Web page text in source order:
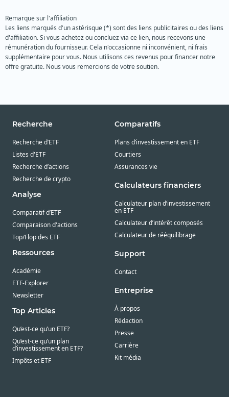
Remarque sur l'affiliation
Les liens marqués d'un astérisque (*) sont des liens publicitaires ou des liens
d'affiliation. Si vous achetez ou concluez via ce lien, nous recevons une
rémunération du fournisseur. Cela n'occasionne ni inconvénient, ni frais
supplémentaire pour vous. Nous utilisons ces revenus pour financer notre
offre gratuite. Nous vous remercions de votre soutien.
Recherche
Recherche d’ETF
Listes d'ETF
Recherche d’actions
Recherche de crypto
Analyse
Comparatif d’ETF
Comparaison d'actions
Top/Flop des ETF
Ressources
Académie
ETF-Explorer
Newsletter
Top Articles
Qu’est-ce qu’un ETF?
Qu’est-ce qu’un plan
d’investissement en ETF?
Impôts et ETF
Comparatifs
Plans d’investissement en ETF
Courtiers
Assurances vie
Calculateurs financiers
Calculateur plan d’investissement
en ETF
Calculateur d’intérêt composés
Calculateur de rééquilibrage
Support
Contact
Entreprise
À propos
Rédaction
Presse
Carrière
Kit média